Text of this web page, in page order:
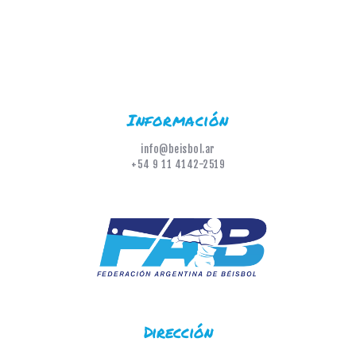
Información
info@beisbol.ar
+54 9 11 4142-2519
Dirección